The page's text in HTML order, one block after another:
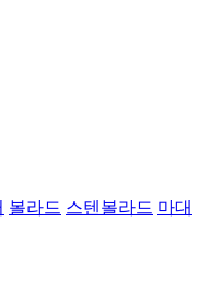
볼라드 스텐볼라드 마대